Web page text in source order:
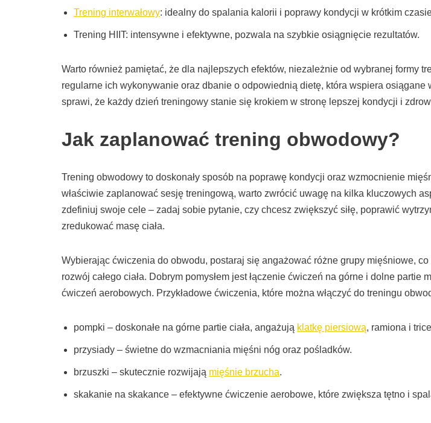
Trening interwałowy: idealny do spalania kalorii i poprawy kondycji w krótkim
Trening HIIT: intensywne i efektywne, pozwala na szybkie osiągnięcie rezultatów.
Warto również pamiętać, że dla najlepszych efektów, niezależnie od wybranej formy
regularne ich wykonywanie oraz dbanie o odpowiednią dietę, która wspiera osiągane
sprawi, że każdy dzień treningowy stanie się krokiem w stronę lepszej kondycji i
Jak zaplanować trening obwodowy?
Trening obwodowy to doskonały sposób na poprawę kondycji oraz wzmocnienie
właściwie zaplanować sesję treningową, warto zwrócić uwagę na kilka kluczowych
zdefiniuj swoje cele – zadaj sobie pytanie, czy chcesz zwiększyć siłę, poprawić
zredukować masę ciała.
Wybierając ćwiczenia do obwodu, postaraj się angażować różne grupy mięśniowe,
rozwój całego ciała. Dobrym pomysłem jest łączenie ćwiczeń na górne i dolne partie
ćwiczeń aerobowych. Przykładowe ćwiczenia, które można włączyć do treningu
pompki – doskonałe na górne partie ciała, angażują klatkę piersiową, ramiona i
przysiady – świetne do wzmacniania mięśni nóg oraz pośladków.
brzuszki – skutecznie rozwijają mięśnie brzucha.
skakanie na skakance – efektywne ćwiczenie aerobowe, które zwiększa tętno i